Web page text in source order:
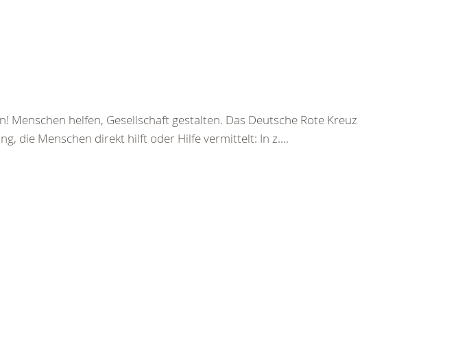
Menschen helfen, Gesellschaft gestalten. Das Deutsche Rote Kreuz
die Menschen direkt hilft oder Hilfe vermittelt: In z....